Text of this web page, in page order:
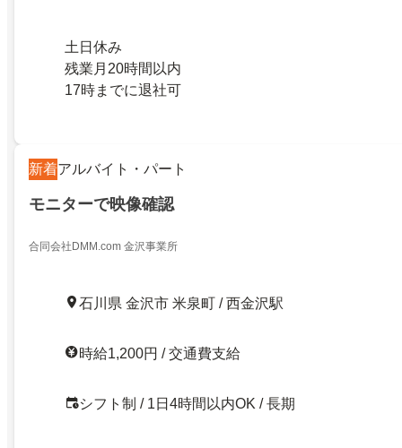
土日休み
残業月20時間以内
17時までに退社可
新着アルバイト・パート
モニターで映像確認
合同会社DMM.com 金沢事業所
石川県 金沢市 米泉町 / 西金沢駅
時給1,200円 / 交通費支給
シフト制 / 1日4時間以内OK / 長期